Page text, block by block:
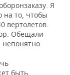
Я
на то, чтобы
вертолетов.
Обещали
непонятно.
быть